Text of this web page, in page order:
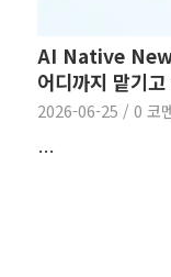
AI Native
어디까지 맡기
2026-06-25 / 0 코
…